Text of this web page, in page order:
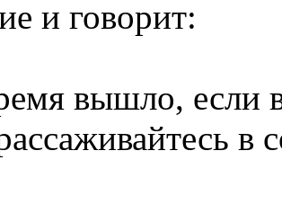
и говорит:
вышло, если